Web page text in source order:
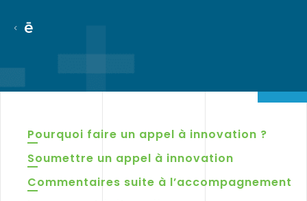
Accueil
Pourquoi faire un appel à innovation ?
Soumettre un appel à innovation
Commentaires suite à l’accompagnement